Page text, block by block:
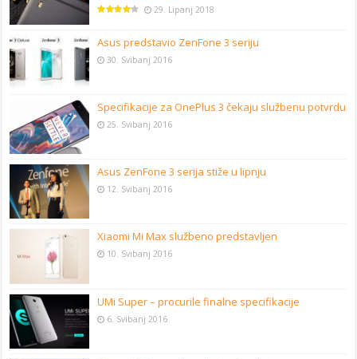
29. Lipanj 2018
Asus predstavio ZenFone 3 seriju
30. Svibanj 2016
Specifikacije za OnePlus 3 čekaju službenu potvrdu
25. Svibanj 2016
Asus ZenFone 3 serija stiže u lipnju
12. Svibanj 2016
Xiaomi Mi Max službeno predstavljen
10. Svibanj 2016
UMi Super – procurile finalne specifikacije
6. Svibanj 2016